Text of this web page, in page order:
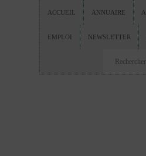
ACCUEIL ANNUAIRE
EMPLOI NEWSLETTER